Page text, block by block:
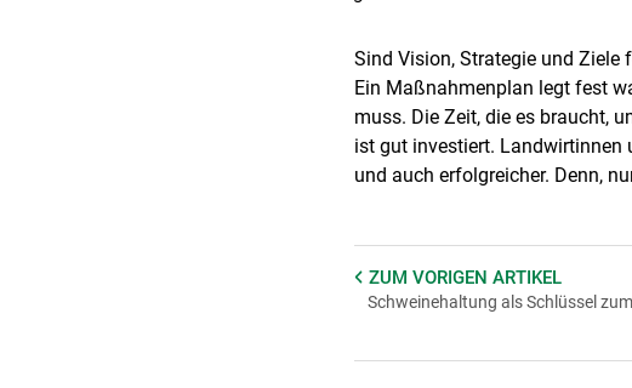
Sind Vision, Strategie und Ziele
Ein Maßnahmenplan legt fest
muss. Die Zeit, die es braucht,
ist gut investiert. Landwirtinnen
und auch erfolgreicher. Denn,
ZUM VORIGENARTIKEL
Schweinehaltung als Schlüssel